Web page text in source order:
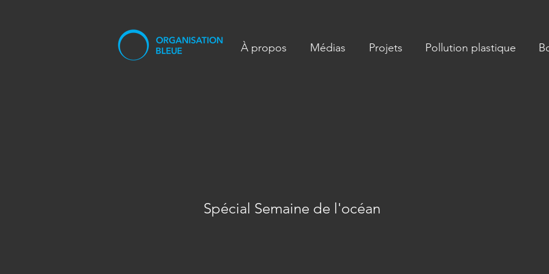
À propos Médias Projets Pollution plastique
Spécial Semaine de l'océan